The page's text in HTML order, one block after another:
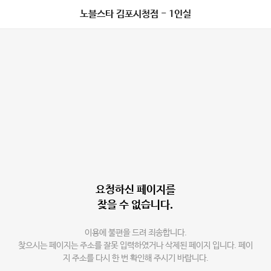
노블스타 김포시청점 - 1인실
요청하신 페이지를
찾을 수 없습니다.
이용에 불편을 드려 죄송합니다.
찾으시는 페이지는 주소를 잘못 입력하였거나 삭제된 페이지 입니다. 페이
지 주소를 다시 한 번 확인해 주시기 바랍니다.